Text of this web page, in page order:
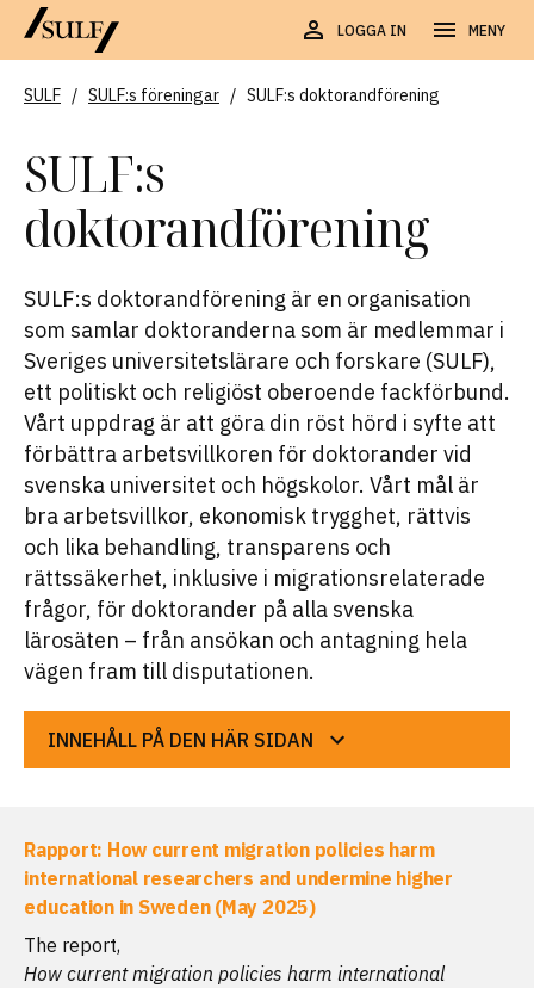
LOGGA IN MENY
SULF / SULF:s föreningar / SULF:s doktorandförening
SULF:s
doktorandförening
SULF:s doktorandförening är en organisation
som samlar doktoranderna som är medlemmar i
Sveriges universitetslärare och forskare (SULF),
ett politiskt och religiöst oberoende fackförbund.
Vårt uppdrag är att göra din röst hörd i syfte att
förbättra arbetsvillkoren för doktorander vid
svenska universitet och högskolor. Vårt mål är
bra arbetsvillkor, ekonomisk trygghet, rättvis
och lika behandling, transparens och
rättssäkerhet, inklusive i migrationsrelaterade
frågor, för doktorander på alla svenska
lärosäten – från ansökan och antagning hela
vägen fram till disputationen.
INNEHÅLL PÅ DEN HÄR SIDAN
Rapport: How current migration policies harm
international researchers and undermine higher
education in Sweden (May 2025)
The report,
How current migration policies harm international